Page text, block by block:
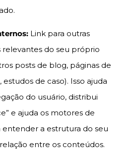
Link para outras
relevantes do seu próprio
posts de blog, páginas de
estudos de caso). Isso ajuda
do usuário, distribui
e ajuda os motores de
entender a estrutura do seu
entre os conteúdos.